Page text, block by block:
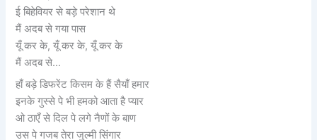
ई बिहेवियर से बड़े परेशान थे
मैं अदब से गया पास
यूँ कर के, यूँ कर के, यूँ कर के
मैं अदब से…
हाँ बड़े डिफरेंट किसम के हैं सैयाँ हमार
इनके गुस्से पे भी हमको आता है प्यार
ओ ठाएँ से दिल पे लगे नैणों के बाण
उस पे गजब तेरा जुल्मी सिंगार